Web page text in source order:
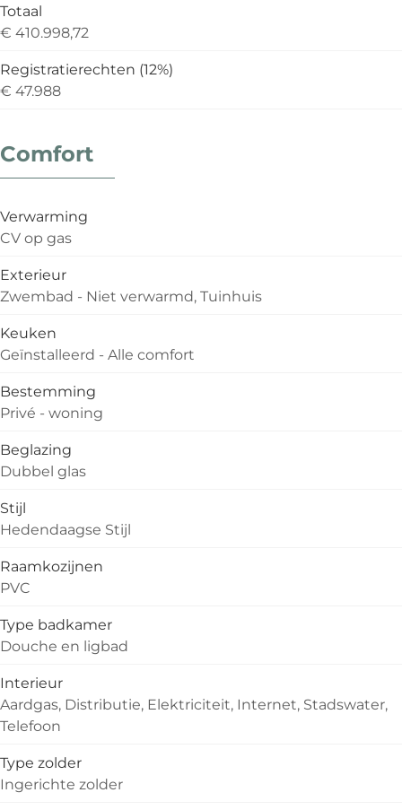
Totaal
€ 410.998,72
Registratierechten (12%)
€ 47.988
Comfort
Verwarming
CV op gas
Exterieur
Zwembad - Niet verwarmd, Tuinhuis
Keuken
Geïnstalleerd - Alle comfort
Bestemming
Privé - woning
Beglazing
Dubbel glas
Stijl
Hedendaagse Stijl
Raamkozijnen
PVC
Type badkamer
Douche en ligbad
Interieur
Aardgas, Distributie, Elektriciteit, Internet, Stadswater,
Telefoon
Type zolder
Ingerichte zolder